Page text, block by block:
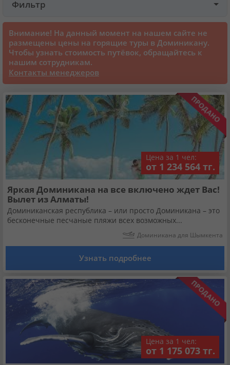
Круизы
Статьи
70293 отзыва наших туристов
Сертификаты
Для бизнеса
Контакты
Валюта: KZT USD EUR
Язык: Русский
Установи наше мобильное приложение
Загрузить приложение из App Store
Фильтр
Внимание! На данный момент на нашем сайте не
размещены цены на горящие туры в Доминикану.
Чтобы узнать стоимость путёвок, обращайтесь к
нашим сотрудникам.
Контакты менеджеров
Цена за 1 чел:
от 1 234 564 тг.
Яркая Доминикана на все включено ждет Вас!
Вылет из Алматы!
Доминиканская республика – или просто Доминикана – это
бесконечные песчаные пляжи всех возможных...
Доминикана для Шымкента
Узнать подробнее
Цена за 1 чел:
от 1 175 073 тг.